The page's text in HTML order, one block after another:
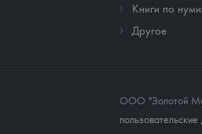
Книги по
Другое
ООО "Золотой